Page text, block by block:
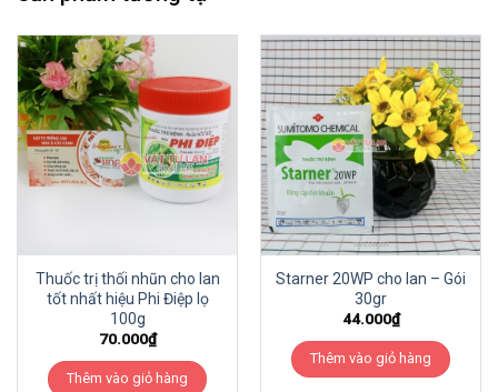
Thuốc trị thối nhũn cho lan
tốt nhất hiệu Phi Điệp lọ
100g
70.000₫
Thêm vào giỏ hàng
Starner 20WP cho lan – Gói
30gr
44.000₫
Thêm vào giỏ hàng